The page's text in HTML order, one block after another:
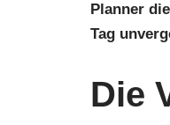
Planner
Tag
Die